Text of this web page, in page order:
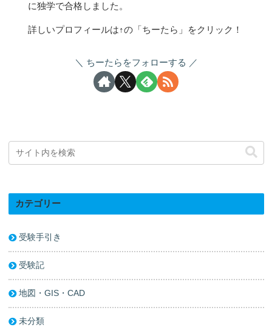
に独学で合格しました。
詳しいプロフィールは↑の「ちーたら」をクリック！
ちーたらをフォローする
カテゴリー
受験手引き
受験記
地図・GIS・CAD
未分類